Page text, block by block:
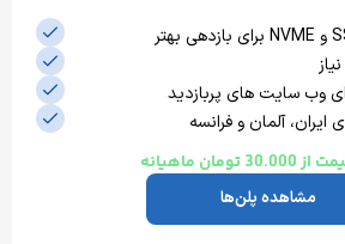
پربازدید
و فرانسه
پلن‌ها